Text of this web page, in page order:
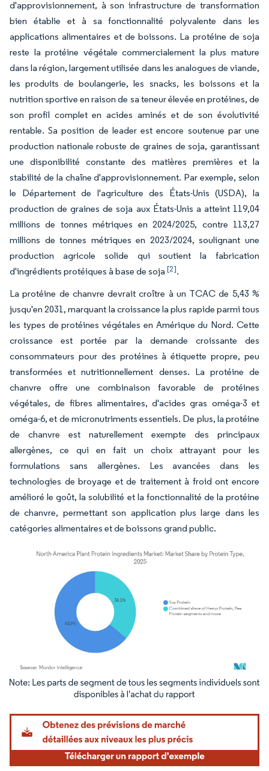
d'approvisionnement, à son infrastructure de transformation
bien établie et à sa fonctionnalité polyvalente dans les
applications alimentaires et de boissons. La protéine de soja
reste la protéine végétale commercialement la plus mature
dans la région, largement utilisée dans les analogues de viande,
les produits de boulangerie, les snacks, les boissons et la
nutrition sportive en raison de sa teneur élevée en protéines, de
son profil complet en acides aminés et de son évolutivité
rentable. Sa position de leader est encore soutenue par une
production nationale robuste de graines de soja, garantissant
une disponibilité constante des matières premières et la
stabilité de la chaîne d'approvisionnement. Par exemple, selon
le Département de l'agriculture des États-Unis (USDA), la
production de graines de soja aux États-Unis a atteint 119,04
millions de tonnes métriques en 2024/2025, contre 113,27
millions de tonnes métriques en 2023/2024, soulignant une
production agricole solide qui soutient la fabrication
d'ingrédients protéiques à base de soja [2].
La protéine de chanvre devrait croître à un TCAC de 5,43 %
jusqu'en 2031, marquant la croissance la plus rapide parmi tous
les types de protéines végétales en Amérique du Nord. Cette
croissance est portée par la demande croissante des
consommateurs pour des protéines à étiquette propre, peu
transformées et nutritionnellement denses. La protéine de
chanvre offre une combinaison favorable de protéines
végétales, de fibres alimentaires, d'acides gras oméga-3 et
oméga-6, et de micronutriments essentiels. De plus, la protéine
de chanvre est naturellement exempte des principaux
allergènes, ce qui en fait un choix attrayant pour les
formulations sans allergènes. Les avancées dans les
technologies de broyage et de traitement à froid ont encore
amélioré le goût, la solubilité et la fonctionnalité de la protéine
de chanvre, permettant son application plus large dans les
catégories alimentaires et de boissons grand public.
Image © Mordor Intelligence. La réutilisation nécessite une attribution sous CC BY